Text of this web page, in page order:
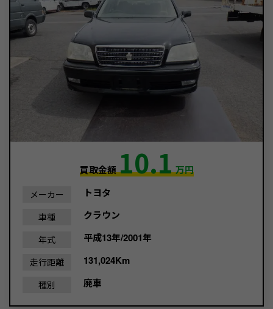
買取金額10.1万円
メーカー トヨタ
車種 クラウン
年式 平成13年/2001年
走行距離 131,024Km
種別 廃車